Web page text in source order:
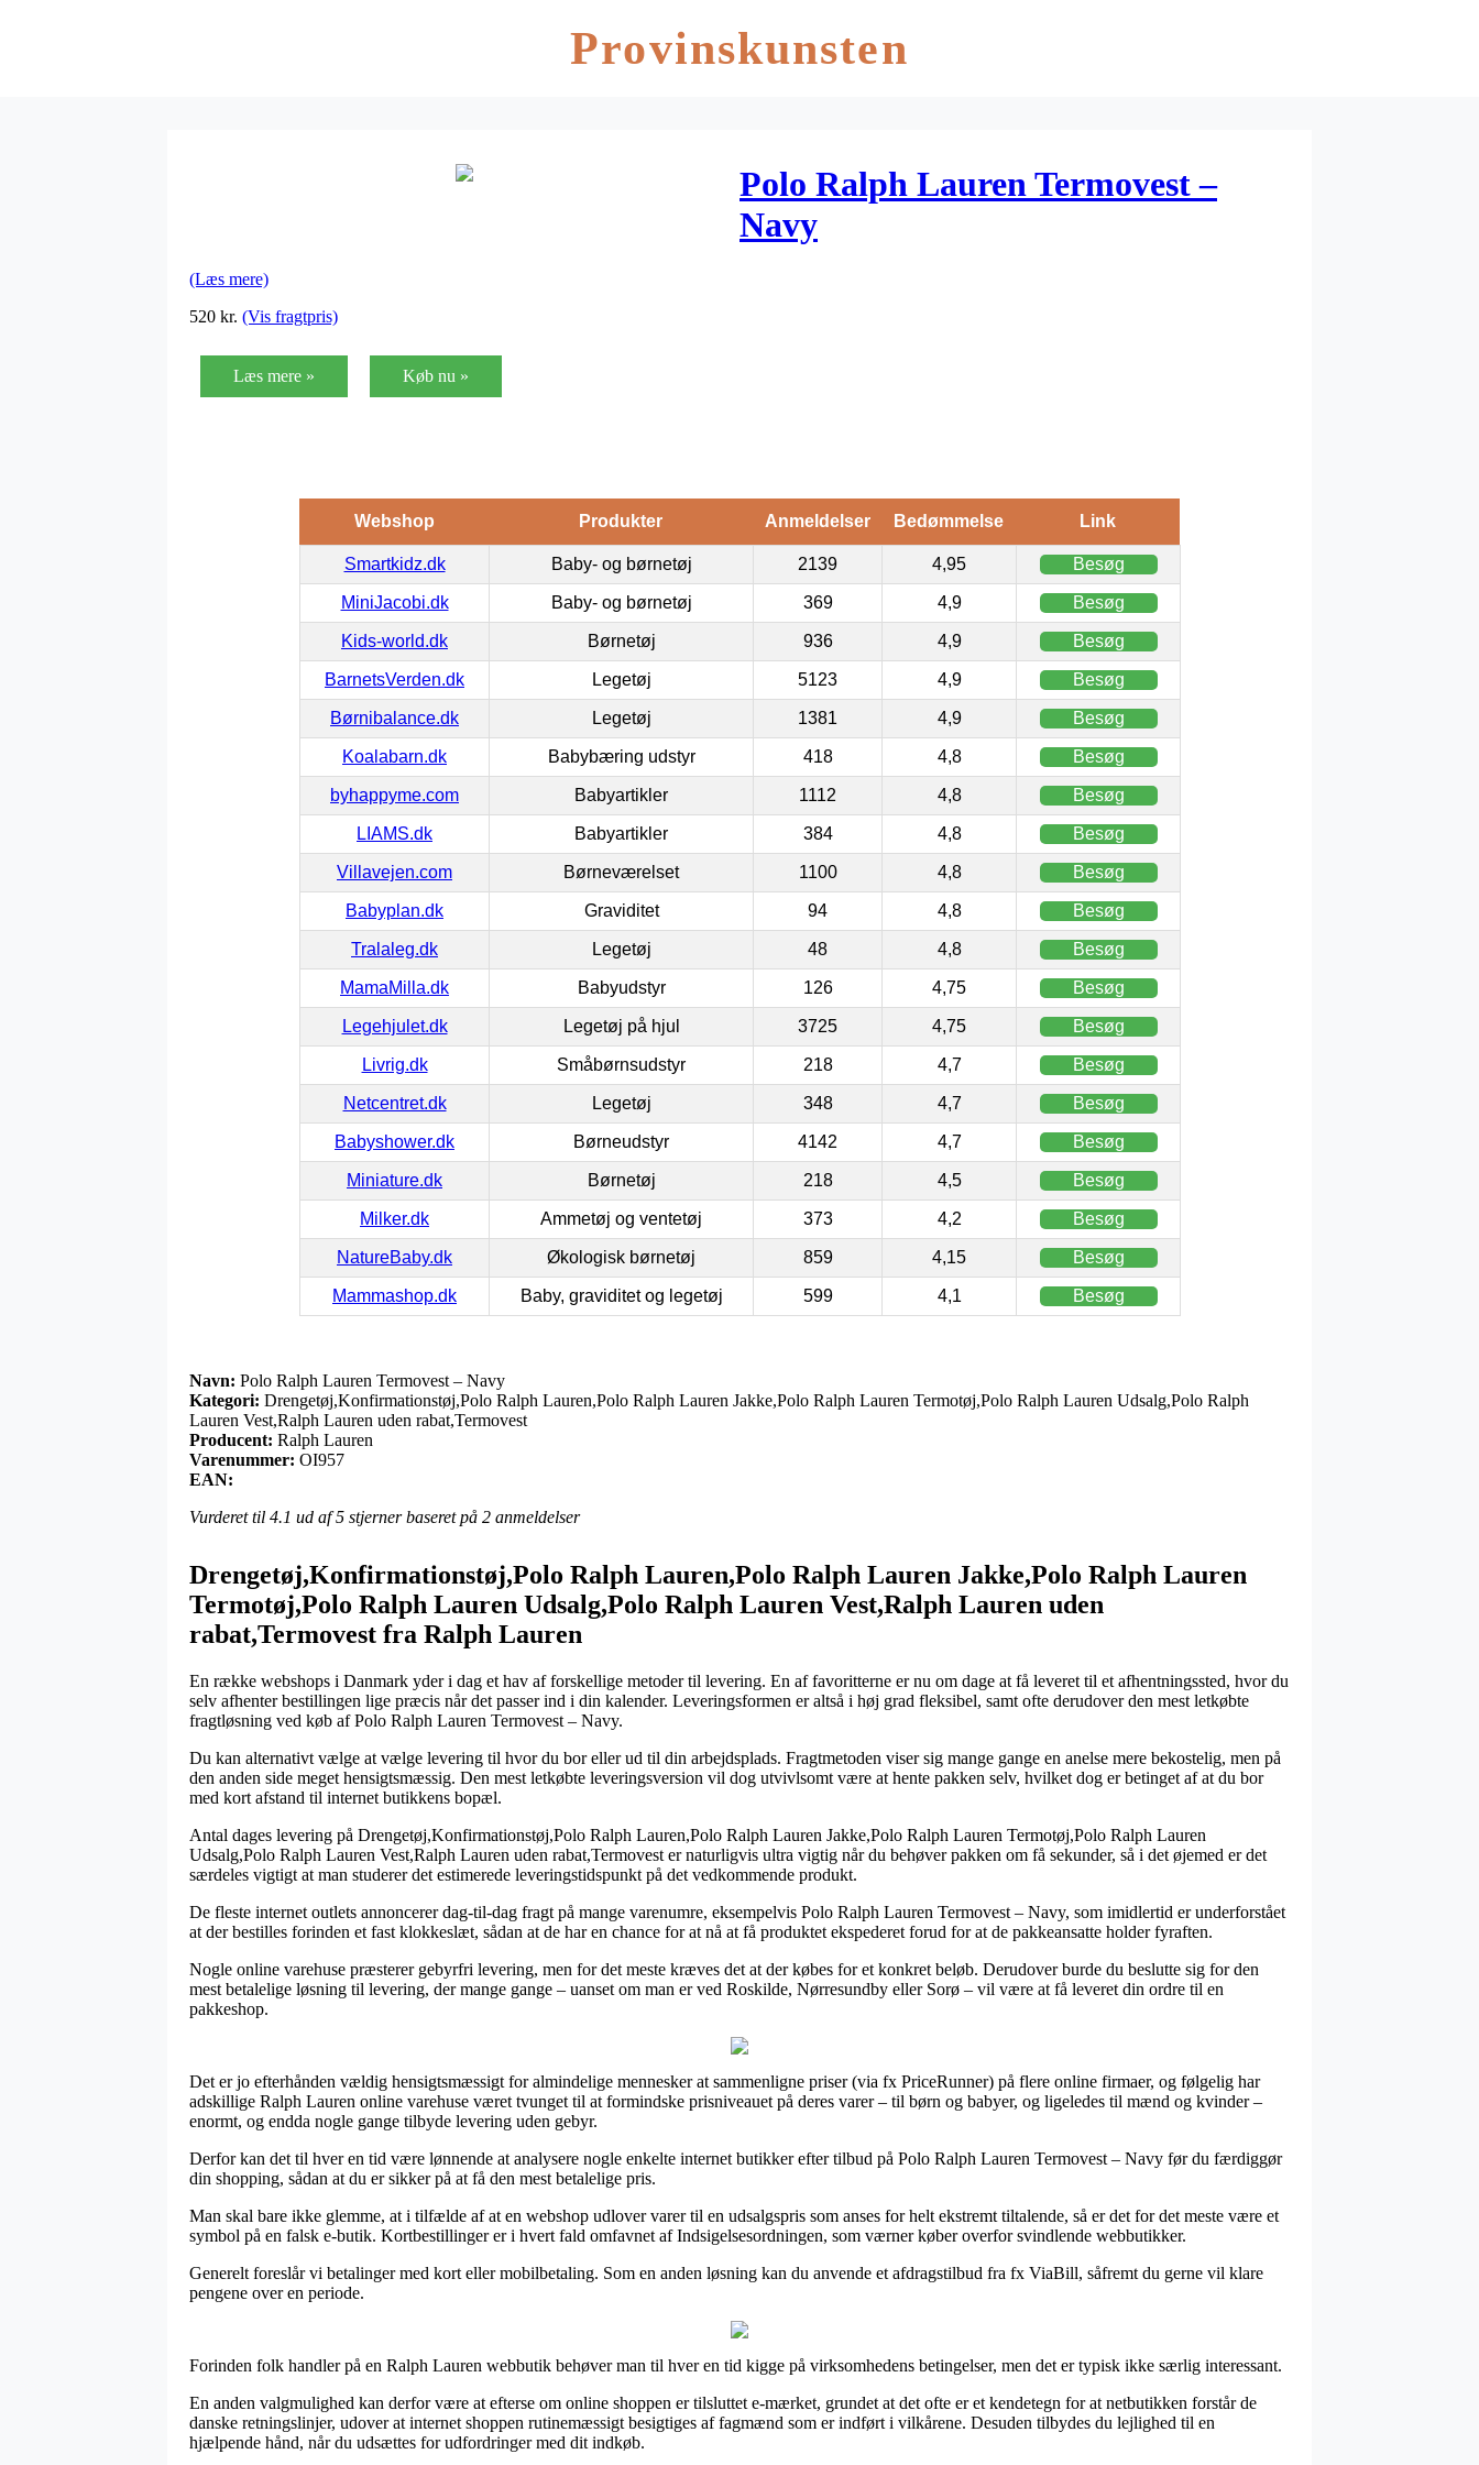
Provinskunsten
Polo Ralph Lauren Termovest –
Navy
(Læs mere)
520 kr. (Vis fragtpris)
Læs mere » Køb nu »
Webshop Produkter Anmeldelser Bedømmelse Link
Smartkidz.dk Baby- og børnetøj 2139 4,95 Besøg
MiniJacobi.dk Baby- og børnetøj 369 4,9 Besøg
Kids-world.dk Børnetøj 936 4,9 Besøg
BarnetsVerden.dk Legetøj 5123 4,9 Besøg
Børnibalance.dk Legetøj 1381 4,9 Besøg
Koalabarn.dk Babybæring udstyr 418 4,8 Besøg
byhappyme.com Babyartikler 1112 4,8 Besøg
LIAMS.dk Babyartikler 384 4,8 Besøg
Villavejen.com Børneværelset 1100 4,8 Besøg
Babyplan.dk Graviditet 94 4,8 Besøg
Tralaleg.dk Legetøj 48 4,8 Besøg
MamaMilla.dk Babyudstyr 126 4,75 Besøg
Legehjulet.dk Legetøj på hjul 3725 4,75 Besøg
Livrig.dk Småbørnsudstyr 218 4,7 Besøg
Netcentret.dk Legetøj 348 4,7 Besøg
Babyshower.dk Børneudstyr 4142 4,7 Besøg
Miniature.dk Børnetøj 218 4,5 Besøg
Milker.dk Ammetøj og ventetøj 373 4,2 Besøg
NatureBaby.dk Økologisk børnetøj 859 4,15 Besøg
Mammashop.dk Baby, graviditet og legetøj 599 4,1 Besøg
Navn: Polo Ralph Lauren Termovest – Navy
Kategori: Drengetøj,Konfirmationstøj,Polo Ralph Lauren,Polo Ralph Lauren Jakke,Polo Ralph Lauren Termotøj,Polo Ralph Lauren Udsalg,Polo Ralph
Lauren Vest,Ralph Lauren uden rabat,Termovest
Producent: Ralph Lauren
Varenummer: OI957
EAN:
Vurderet til 4.1 ud af 5 stjerner baseret på 2 anmeldelser
Drengetøj,Konfirmationstøj,Polo Ralph Lauren,Polo Ralph Lauren Jakke,Polo Ralph Lauren
Termotøj,Polo Ralph Lauren Udsalg,Polo Ralph Lauren Vest,Ralph Lauren uden
rabat,Termovest fra Ralph Lauren
En række webshops i Danmark yder i dag et hav af forskellige metoder til levering. En af favoritterne er nu om dage at få leveret til et afhentningssted, hvor du
selv afhenter bestillingen lige præcis når det passer ind i din kalender. Leveringsformen er altså i høj grad fleksibel, samt ofte derudover den mest letkøbte
fragtløsning ved køb af Polo Ralph Lauren Termovest – Navy.
Du kan alternativt vælge at vælge levering til hvor du bor eller ud til din arbejdsplads. Fragtmetoden viser sig mange gange en anelse mere bekostelig, men på
den anden side meget hensigtsmæssig. Den mest letkøbte leveringsversion vil dog utvivlsomt være at hente pakken selv, hvilket dog er betinget af at du bor
med kort afstand til internet butikkens bopæl.
Antal dages levering på Drengetøj,Konfirmationstøj,Polo Ralph Lauren,Polo Ralph Lauren Jakke,Polo Ralph Lauren Termotøj,Polo Ralph Lauren
Udsalg,Polo Ralph Lauren Vest,Ralph Lauren uden rabat,Termovest er naturligvis ultra vigtig når du behøver pakken om få sekunder, så i det øjemed er det
særdeles vigtigt at man studerer det estimerede leveringstidspunkt på det vedkommende produkt.
De fleste internet outlets annoncerer dag-til-dag fragt på mange varenumre, eksempelvis Polo Ralph Lauren Termovest – Navy, som imidlertid er underforstået
at der bestilles forinden et fast klokkeslæt, sådan at de har en chance for at nå at få produktet ekspederet forud for at de pakkeansatte holder fyraften.
Nogle online varehuse præsterer gebyrfri levering, men for det meste kræves det at der købes for et konkret beløb. Derudover burde du beslutte sig for den
mest betalelige løsning til levering, der mange gange – uanset om man er ved Roskilde, Nørresundby eller Sorø – vil være at få leveret din ordre til en
pakkeshop.
Det er jo efterhånden vældig hensigtsmæssigt for almindelige mennesker at sammenligne priser (via fx PriceRunner) på flere online firmaer, og følgelig har
adskillige Ralph Lauren online varehuse været tvunget til at formindske prisniveauet på deres varer – til børn og babyer, og ligeledes til mænd og kvinder –
enormt, og endda nogle gange tilbyde levering uden gebyr.
Derfor kan det til hver en tid være lønnende at analysere nogle enkelte internet butikker efter tilbud på Polo Ralph Lauren Termovest – Navy før du færdiggør
din shopping, sådan at du er sikker på at få den mest betalelige pris.
Man skal bare ikke glemme, at i tilfælde af at en webshop udlover varer til en udsalgspris som anses for helt ekstremt tiltalende, så er det for det meste være et
symbol på en falsk e-butik. Kortbestillinger er i hvert fald omfavnet af Indsigelsesordningen, som værner køber overfor svindlende webbutikker.
Generelt foreslår vi betalinger med kort eller mobilbetaling. Som en anden løsning kan du anvende et afdragstilbud fra fx ViaBill, såfremt du gerne vil klare
pengene over en periode.
Forinden folk handler på en Ralph Lauren webbutik behøver man til hver en tid kigge på virksomhedens betingelser, men det er typisk ikke særlig interessant.
En anden valgmulighed kan derfor være at efterse om online shoppen er tilsluttet e-mærket, grundet at det ofte er et kendetegn for at netbutikken forstår de
danske retningslinjer, udover at internet shoppen rutinemæssigt besigtiges af fagmænd som er indført i vilkårene. Desuden tilbydes du lejlighed til en
hjælpende hånd, når du udsættes for udfordringer med dit indkøb.